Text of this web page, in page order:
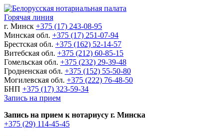
Горячая линия
г. Минск +375 (17) 243-08-95
Минская обл. +375 (17) 251-07-94
Брестская обл. +375 (162) 52-14-57
Витебская обл. +375 (212) 60-85-15
Гомельская обл. +375 (232) 29-39-48
Гродненская обл. +375 (152) 55-50-80
Могилевская обл. +375 (222) 76-48-50
БНП +375 (17) 323-59-34
Запись на прием
Запись на прием к нотариусу г. Минска
+375 (29) 114-45-45